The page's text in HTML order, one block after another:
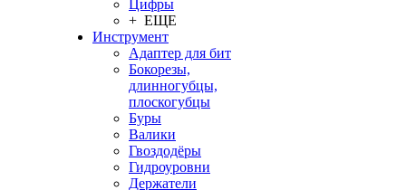
Цифры
+ ЕЩЕ
Инструмент
Адаптер для бит
Бокорезы,
длинногубцы,
плоскогубцы
Буры
Валики
Гвоздодёры
Гидроуровни
Держатели